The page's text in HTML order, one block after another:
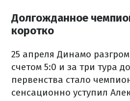
Долгожданное
коротко
25 апреля Динамо
счетом 5:0 и за три тура
первенства стало
сенсационно уступил